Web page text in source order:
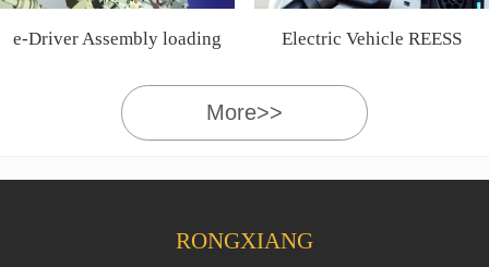
e-Driver Assembly loading
Electric Vehicle REESS
More>>
RONGXIANG